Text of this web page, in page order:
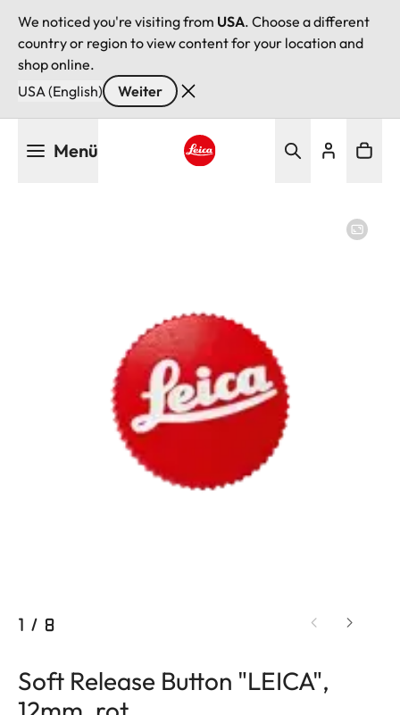
We noticed you're visiting from USA. Choose a different
country or region to view content for your location and
shop online.
USA (English)
Weiter
Menü
1 / 8
Soft Release Button "LEICA",